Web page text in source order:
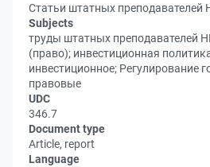
Статьи штатных преподавателей
Subjects
труды штатных преподавателей
(право); инвестиционная
инвестиционное; Регулирование
правовые
UDC
346.7
Document type
Article, report
Language